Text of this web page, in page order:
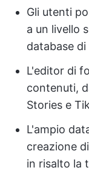
Gli utenti
a un livello
database
L'editor di
contenuti,
Stories e
L'ampio
creazione
in risalto la